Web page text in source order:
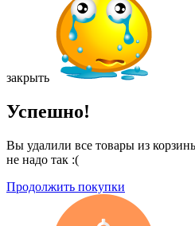
закрыть
Успешно!
Вы удалили все товары из
не надо так :(
Продолжить покупки